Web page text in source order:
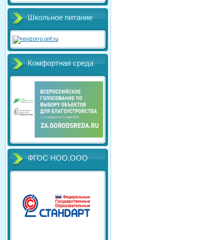
Школьное питание
Комфортная среда
ФГОС НОО,ООО